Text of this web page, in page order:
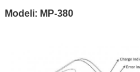
Modeli: MP-380